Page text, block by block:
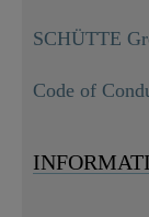
SCHÜTTE
Code of